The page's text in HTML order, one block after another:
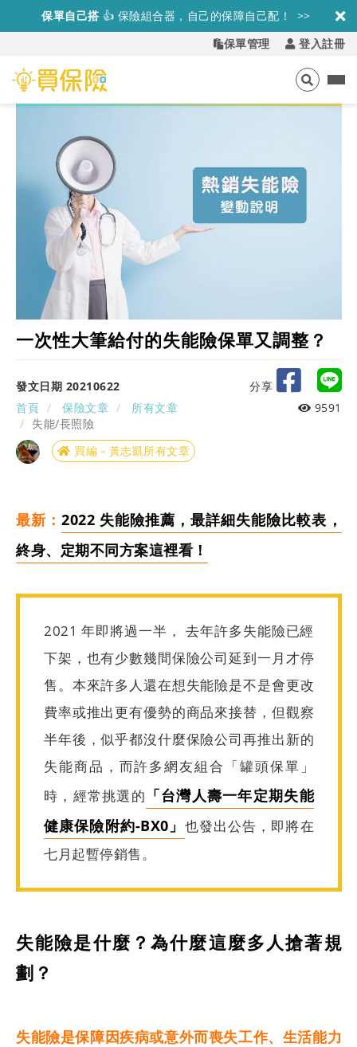
保單自己搭 👍 保險組合器，自己的保障自己配！ >>
保單管理
登入註冊
一次性大筆給付的失能險保單又調整？
發文日期 20210622
分享
首頁
保險文章
所有文章
失能/長照險
9591
買編－黃志凱所有文章
最新：2022 失能險推薦，最詳細失能險比較表，
終身、定期不同方案這裡看！
2021 年即將過一半， 去年許多失能險已經
下架，也有少數幾間保險公司延到一月才停
售。本來許多人還在想失能險是不是會更改
費率或推出更有優勢的商品來接替，但觀察
半年後，似乎都沒什麼保險公司再推出新的
失能商品，而許多網友組合「罐頭保單」
時，經常挑選的 「台灣人壽一年定期失能
健康保險附約-BX0」 也發出公告，即將在
七月起暫停銷售。
失能險是什麼？為什麼這麼多人搶著規
劃？
失能險是保障因疾病或意外而喪失工作、生活能力